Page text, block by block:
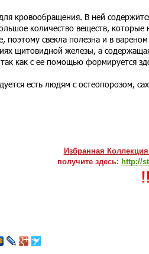
кровообращения. В ней
количество веществ,
поэтому свекла полезна и в
щитовидной железы, а
как с ее помощью формируется
есть людям с остеопорозом,
Избранная
получите здесь: http://